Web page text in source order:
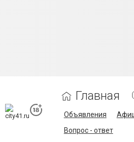
Главная
Объявления
Вопрос - ответ